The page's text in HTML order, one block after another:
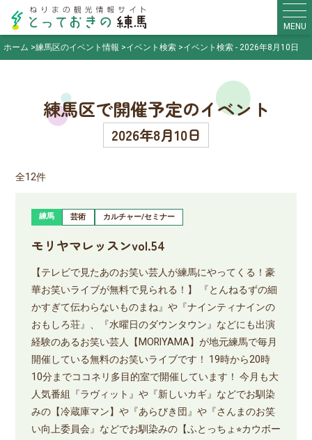
MENU
ホーム
練馬区のイベント情報 イベント検索 イベント検索 - 2026年8月10日
練馬区で開催予定のイベント
2026年8月10日
全12件
練馬 芸術 カルチャー/セミナー
モリヤマレッスンvol.54
【テレビで見たあのお笑い芸人が練馬にやってくる！豪
華お笑いライブが無料で見られる！】 『とんねるずの細
かすぎて伝わらないものまね』や『ナインティナインの
おもしろ荘』、『水曜日のダウンタウン』などにも出演
経験のあるお笑い芸人【MORIYAMA】が地元練馬で毎月
開催している無料のお笑いライブです！ 19時から20時
10分までココネリ多目的室で開催しています！ 今月も大
人気番組『ラヴィット』や『新しいカギ』などでお馴染
みの【冷蔵庫マン】や『あらびき団』や『さんまのお笑
い向上委員会』などでお馴染みの【ふとっちょ⭐︎カウボー